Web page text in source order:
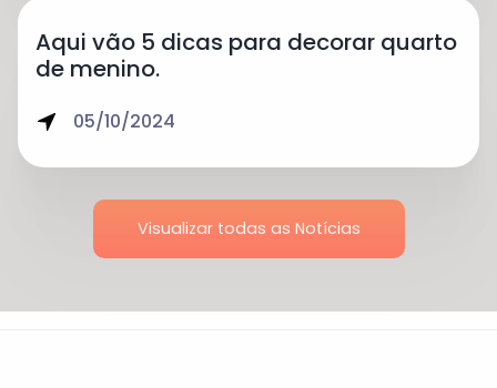
Aqui vão 5 dicas para decorar quarto
de menino.
05/10/2024
Visualizar todas as Notícias